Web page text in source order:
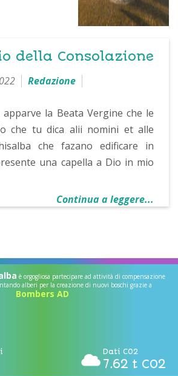
della Consolazione
Redazione
apparve la Beata Vergine che le
che tu dica alii nomini et alle
che fazano edificare in
una capella a Dio in mio
Continua a leggere...
è orgogliosa partecipare ad attività di compensazione
alberi per la creazione di nuovi boschi grazie a
Bombers AD
Dati CO2
7.62 t CO2